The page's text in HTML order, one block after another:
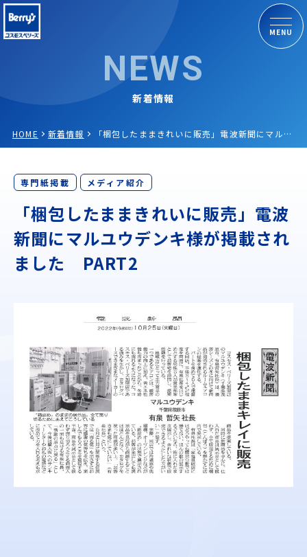
MENU
NEWS
新着情報
HOME 新着情報 「梱包したままきれいに販売」電波新聞にマルユウデンキ様が掲載されました PART2
専門紙掲載 メディア紹介
「梱包したままきれいに販売」電波
新聞にマルユウデンキ様が掲載され
ました PART2